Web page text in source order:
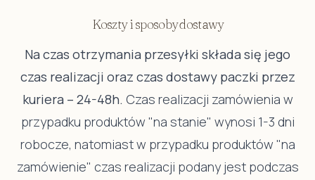
Koszty i sposoby dostawy
Na czas otrzymania przesyłki składa się jego
czas realizacji oraz czas dostawy paczki przez
kuriera – 24-48h. Czas realizacji zamówienia w
przypadku produktów "na stanie" wynosi 1-3 dni
robocze, natomiast w przypadku produktów "na
zamówienie" czas realizacji podany jest podczas